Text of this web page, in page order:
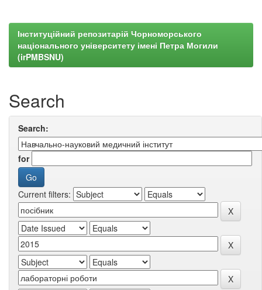
Інституційний репозитарій Чорноморського
національного університету імені Петра Могили
(irPMBSNU)
Search
Search:
for
Current filters: